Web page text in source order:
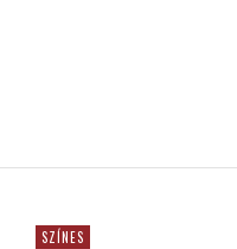
SZÍNES